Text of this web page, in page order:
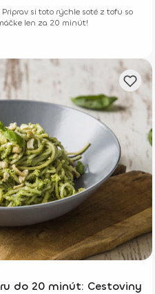
si toto rýchle soté z tofu so
len za 20 minút!
do 20 minút: Cestoviny